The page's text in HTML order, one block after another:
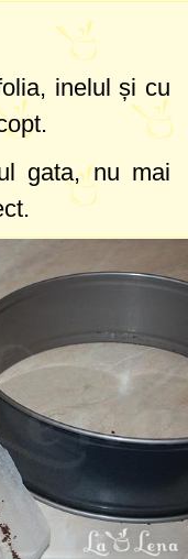
inelul și cu
gata, nu mai